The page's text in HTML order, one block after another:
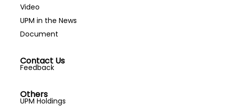
Video
UPM in the News
Document
Contact Us
Feedback
Others
UPM Holdings